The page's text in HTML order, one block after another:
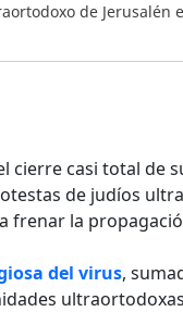
de Jerusalén
cierre casi total de
de judíos
frenar la
del virus,